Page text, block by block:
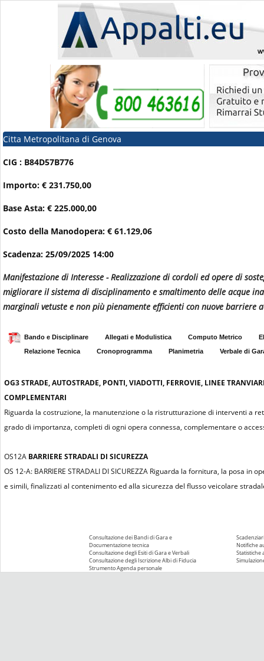
Citta Metropolitana di Genova
CIG : B84D57B776
Importo: € 231.750,00
Base Asta: € 225.000,00
Costo della Manodopera: € 61.129,06
Scadenza: 25/09/2025 14:00
Manifestazione di Interesse - Realizzazione di cordoli ed opere di
migliorare il sistema di disciplinamento e smaltimento delle acque
marginali vetuste e non più pienamente efficienti con nuove barriere
Bando e Disciplinare Allegati e Modulistica Computo Metrico
Relazione Tecnica
Cronoprogramma Planimetria Verbale di
OG3STRADE, AUTOSTRADE, PONTI, VIADOTTI, FERROVIE, LINEE
COMPLEMENTARI
Riguarda la costruzione, la manutenzione o la ristrutturazione di interventi a
grado di importanza, completi di ogni opera connessa, complementare o
OS12A BARRIERE STRADALI DI SICUREZZA
OS 12-A: BARRIERE STRADALI DI SICUREZZA Riguarda la fornitura, la
e simili, finalizzati al contenimento ed alla sicurezza del flusso veicolare
Consultazione dei Bandi di Gara e
Documentazione tecnica
Consultazione degli Esiti di Gara e Verbali
Consultazione degli Iscrizione Albi di Fiducia
Strumento Agenda personale
Notifiche
Statistiche